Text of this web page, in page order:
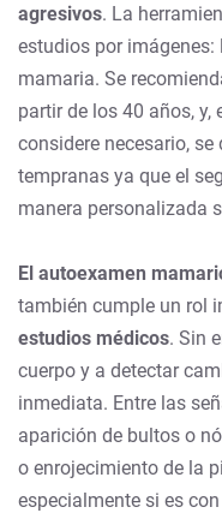
agresivos. La
estudios por
mamaria. Se
partir de los 40 años, y,
considere necesario, se
tempranas ya que el
manera personalizada
El autoexamen
también cumple un rol
estudios médicos. Sin
cuerpo y a detectar
inmediata. Entre las
aparición de bultos o
o enrojecimiento de la
especialmente si es